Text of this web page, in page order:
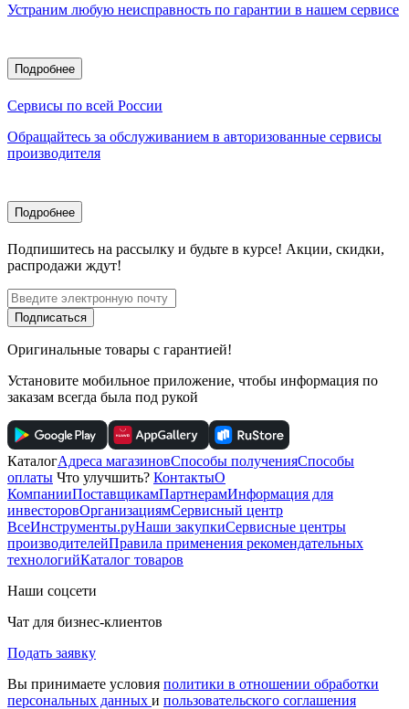
Устраним любую неисправность по гарантии в нашем сервисе
Подробнее
Сервисы по всей России
Обращайтесь за обслуживанием в авторизованные сервисы
производителя
Подробнее
Подпишитесь на рассылку и будьте в курсе! Акции, скидки,
распродажи ждут!
Подписаться
Оригинальные товары с гарантией!
Установите мобильное приложение, чтобы информация по
заказам всегда была под рукой
КаталогАдреса магазиновСпособы полученияСпособы
оплаты Что улучшить? КонтактыО
КомпанииПоставщикамПартнерамИнформация для
инвесторовОрганизациямСервисный центр
ВсеИнструменты.руНаши закупкиСервисные центры
производителейПравила применения рекомендательных
технологийКаталог товаров
Наши соцсети
Чат для бизнес-клиентов
Подать заявку
Вы принимаете условия политики в отношении обработки
персональных данных и пользовательского соглашения